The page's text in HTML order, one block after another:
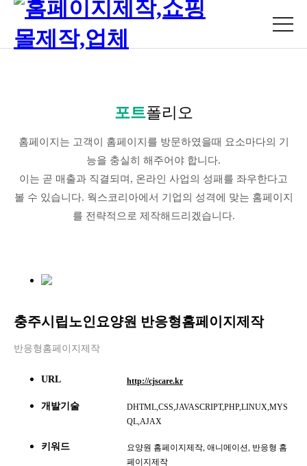
포트폴리오
홈페이지는 고객이 홈페이지를 방문하였을때 요소마다의 기
능을 충실히 해주어야 합니다.
이는 곧 매출과 직결되며, 온라인 사업의 성패를 좌우한다고
볼 수 있습니다. 웍스코리아에서 기업의 성격에 맞는 홈페이지
를 전략적으로 제작해드리겠습니다.
충주시립노인요양원 반응형홈페이지제작
반응형홈페이지제작
URL http://cjscare.kr
개발기술
DHTML,CSS,JAVASCRIPT,PHP,LINUX,MYS
QL,AJAX
키워드
요양원 홈페이지제작, 애니메이션, 반응형 홈
페이지제작